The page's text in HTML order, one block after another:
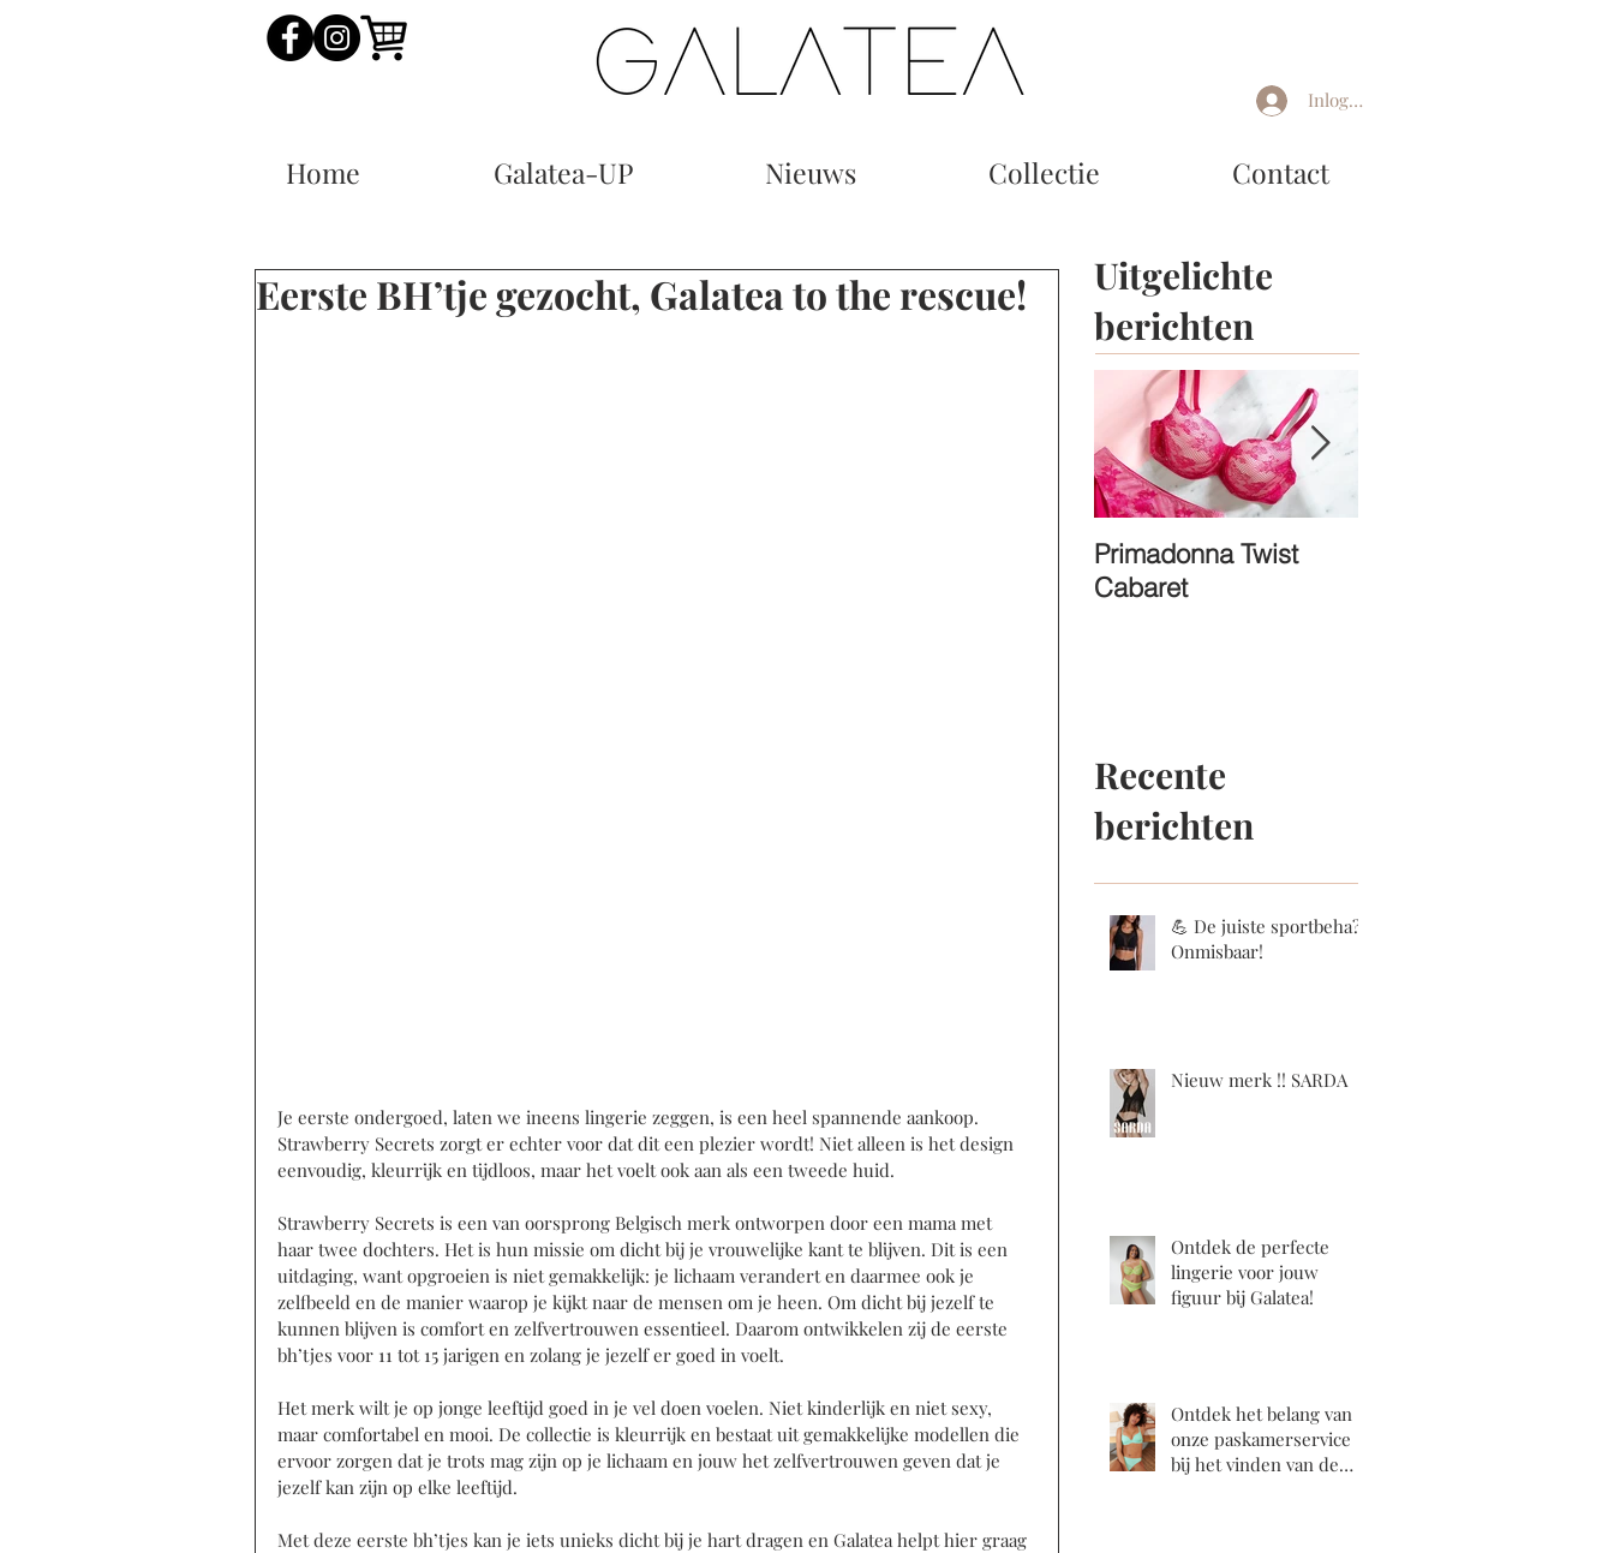
Inloggen
Home Galatea-UP Nieuws Collectie Contact
Eerste BH’tje gezocht, Galatea to the rescue!
Je eerste ondergoed, laten we ineens lingerie zeggen, is een heel spannende aankoop.
Strawberry Secrets zorgt er echter voor dat dit een plezier wordt! Niet alleen is het design
eenvoudig, kleurrijk en tijdloos, maar het voelt ook aan als een tweede huid.
Strawberry Secrets is een van oorsprong Belgisch merk ontworpen door een mama met
haar twee dochters. Het is hun missie om dicht bij je vrouwelijke kant te blijven. Dit is een
uitdaging, want opgroeien is niet gemakkelijk: je lichaam verandert en daarmee ook je
zelfbeeld en de manier waarop je kijkt naar de mensen om je heen. Om dicht bij jezelf te
kunnen blijven is comfort en zelfvertrouwen essentieel. Daarom ontwikkelen zij de eerste
bh’tjes voor 11 tot 15 jarigen en zolang je jezelf er goed in voelt.
Het merk wilt je op jonge leeftijd goed in je vel doen voelen. Niet kinderlijk en niet sexy,
maar comfortabel en mooi. De collectie is kleurrijk en bestaat uit gemakkelijke modellen die
ervoor zorgen dat je trots mag zijn op je lichaam en jouw het zelfvertrouwen geven dat je
jezelf kan zijn op elke leeftijd.
Met deze eerste bh’tjes kan je iets unieks dicht bij je hart dragen en Galatea helpt hier graag
Uitgelichte
berichten
Primadonna Twist
Cabaret
Recente
berichten
💪 De juiste sportbeha?
Onmisbaar!
Nieuw merk !! SARDA
Ontdek de perfecte
lingerie voor jouw
figuur bij Galatea!
Ontdek het belang van
onze paskamerservice
bij het vinden van de